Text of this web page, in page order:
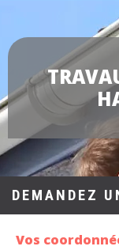
DEMANDEZ
Vos